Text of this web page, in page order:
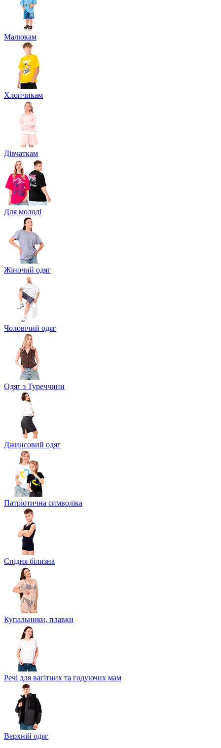
Малюкам
Хлопчикам
Дівчаткам
Для молоді
Жіночий одяг
Чоловічий одяг
Одяг з Туреччини
Джинсовий одяг
Патріотична символіка
Спідня білизна
Купальники, плавки
Речі для вагітних та годуючих мам
Верхній одяг